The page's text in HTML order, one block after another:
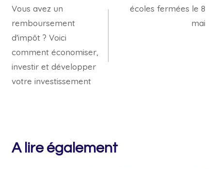
de
l’article
Vous avez un
remboursement
d'impôt ? Voici
comment économiser,
investir et développer
votre investissement
écoles fermées le 8
mai
A lire également